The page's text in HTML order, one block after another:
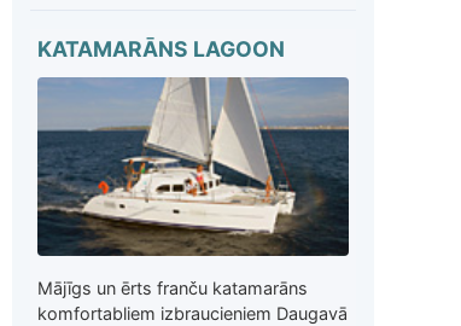
KATAMARĀNS LAGOON
Mājīgs un ērts franču katamarāns
komfortabliem izbraucieniem Daugavā